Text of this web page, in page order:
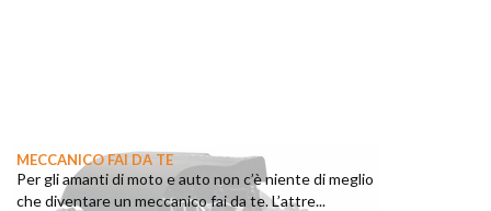
MECCANICO FAI DA TE
Per gli amanti di moto e auto non c’è niente di meglio
che diventare un meccanico fai da te. L’attre...